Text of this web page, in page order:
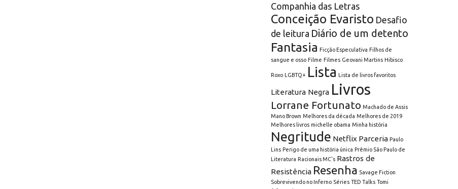
Companhia das Letras
Conceição Evaristo Desafio
de leitura Diário de um detento
Fantasia Ficção Especulativa Filhos de
sangue e osso Filme Filmes Geovani Martins Hibisco
Roxo LGBTQ+ Lista Lista de livros favoritos
Literatura Negra Livros
Lorrane Fortunato Machado de Assis
Mano Brown Melhores da década Melhores de 2019
Melhores livros michelle obama Minha história
Negritude Netflix Parceria Paulo
Lins Perigo de uma história única Prêmio São Paulo de
Literatura Racionais MC's Rastros de
Resistência Resenha Savage Fiction
Sobrevivendo no Inferno Séries TED Talks Tomi